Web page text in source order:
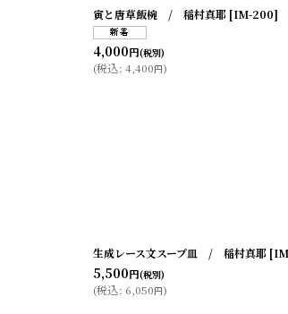
寅と唐草飯椀 / 稲村真耶 [IM-200]
4,000円(税別)
(税込: 4,400円)
生成レース文スープ皿 / 稲村真耶 [
5,500円(税別)
(税込: 6,050円)